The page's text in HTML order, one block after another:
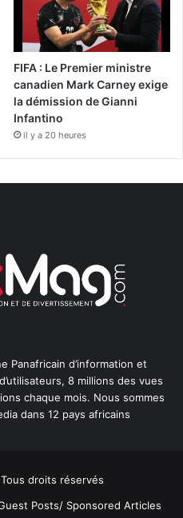
FIFA : Le Premier ministre
canadien Mark Carney exige
la démission de Gianni
Infantino
il y a 20 heures
Panafricain d’information et
8 millions des vues
chaque mois. Nous sommes
dans 12 pays africains
droits réservés
Posts/ Sponsored Articles